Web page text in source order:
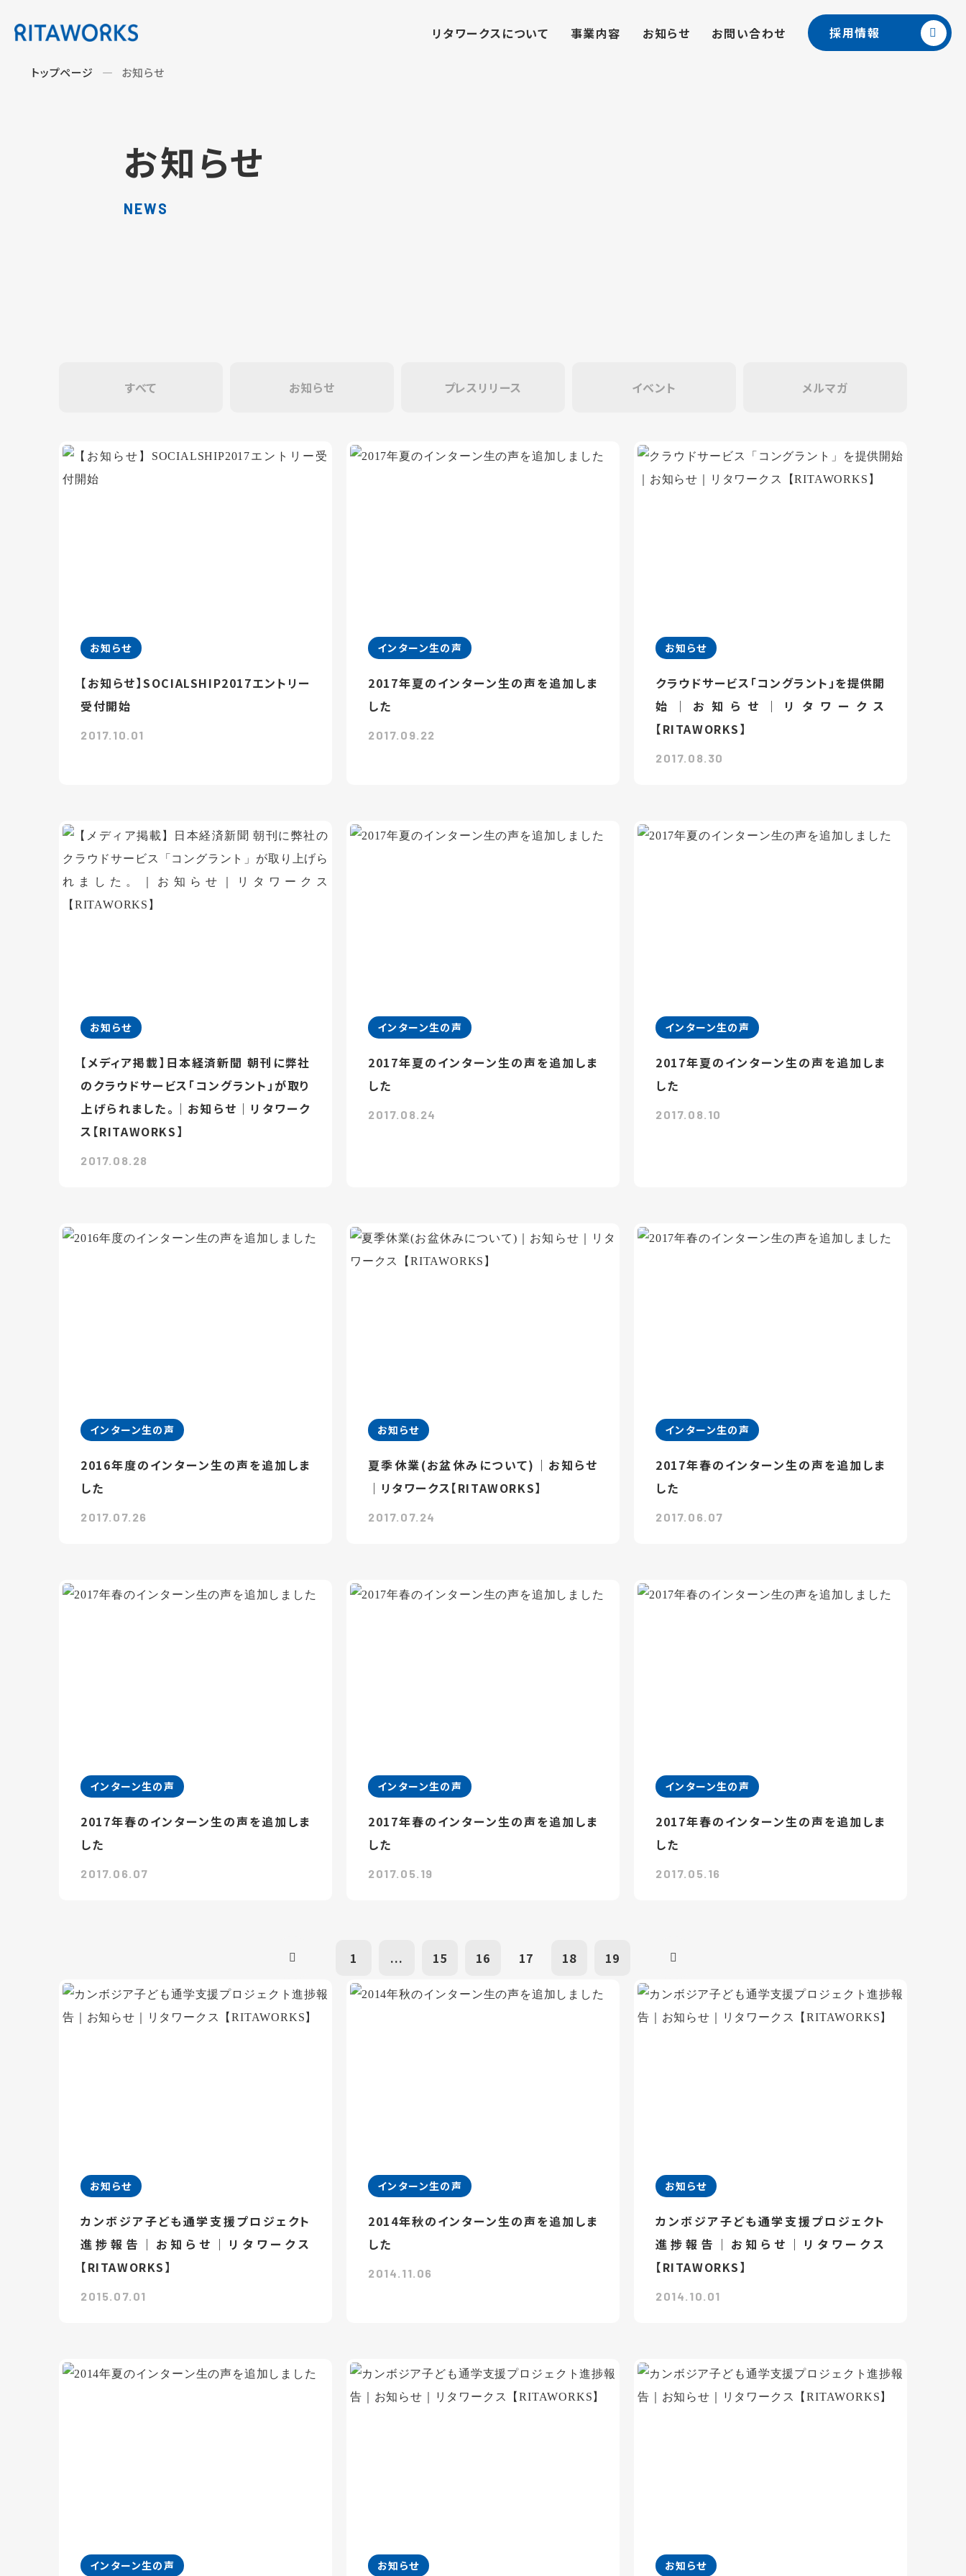
リタワークスについて 事業内容 お知らせ お問い合わせ 採用情報
トップページ お知らせ
お知らせ
NEWS
すべて お知らせ プレスリリース イベント メルマガ
お知らせ
【お知らせ】SOCIALSHIP2017エントリー
受付開始
2017.10.01
インターン生の声
2017年夏のインターン生の声を追加しま
した
2017.09.22
お知らせ
クラウドサービス「コングラント」を提供開
始｜お知らせ｜リタワークス
【RITAWORKS】
2017.08.30
お知らせ
【メディア掲載】日本経済新聞 朝刊に弊社
のクラウドサービス「コングラント」が取り
上げられました。｜お知らせ｜リタワーク
ス【RITAWORKS】
2017.08.28
インターン生の声
2017年夏のインターン生の声を追加しま
した
2017.08.24
インターン生の声
2017年夏のインターン生の声を追加しま
した
2017.08.10
インターン生の声
2016年度のインターン生の声を追加しま
した
2017.07.26
お知らせ
夏季休業(お盆休みについて)｜お知らせ
｜リタワークス【RITAWORKS】
2017.07.24
インターン生の声
2017年春のインターン生の声を追加しま
した
2017.06.07
インターン生の声
2017年春のインターン生の声を追加しま
した
2017.06.07
インターン生の声
2017年春のインターン生の声を追加しま
した
2017.05.19
インターン生の声
2017年春のインターン生の声を追加しま
した
2017.05.16
1 ... 15 16 17 18 19
お知らせ
カンボジア子ども通学支援プロジェクト
進捗報告｜お知らせ｜リタワークス
【RITAWORKS】
2015.07.01
インターン生の声
2014年秋のインターン生の声を追加しま
した
2014.11.06
お知らせ
カンボジア子ども通学支援プロジェクト
進捗報告｜お知らせ｜リタワークス
【RITAWORKS】
2014.10.01
インターン生の声 お知らせ お知らせ